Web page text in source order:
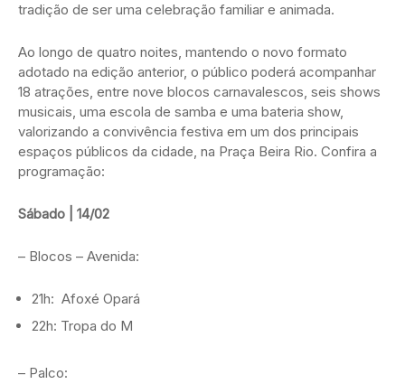
tradição de ser uma celebração familiar e animada.
Ao longo de quatro noites, mantendo o novo formato
adotado na edição anterior, o público poderá acompanhar
18 atrações, entre nove blocos carnavalescos, seis shows
musicais, uma escola de samba e uma bateria show,
valorizando a convivência festiva em um dos principais
espaços públicos da cidade, na Praça Beira Rio. Confira a
programação:
Sábado | 14/02
– Blocos – Avenida:
21h: Afoxé Opará
22h: Tropa do M
– Palco: